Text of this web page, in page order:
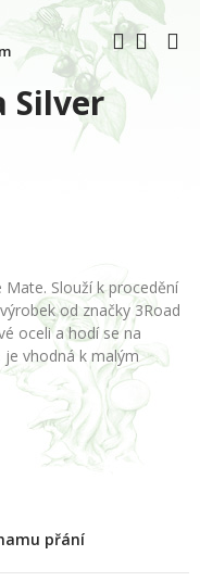
Silver
Slouží k procedění
od značky 3Road
oceli a hodí se na
je vhodná k malým
přání